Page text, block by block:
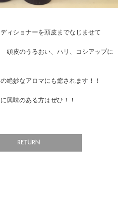
ィショナーを頭皮までなじませて
頭皮のうるおい、ハリ、コシアップに
絶妙なアロマにも癒されます！！
興味のある方はぜひ！！
RETURN